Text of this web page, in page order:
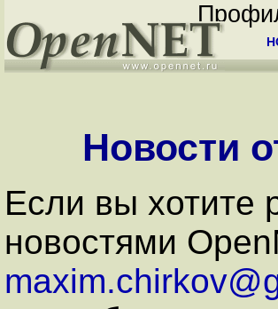
Новости
Если вы хотите
новостями